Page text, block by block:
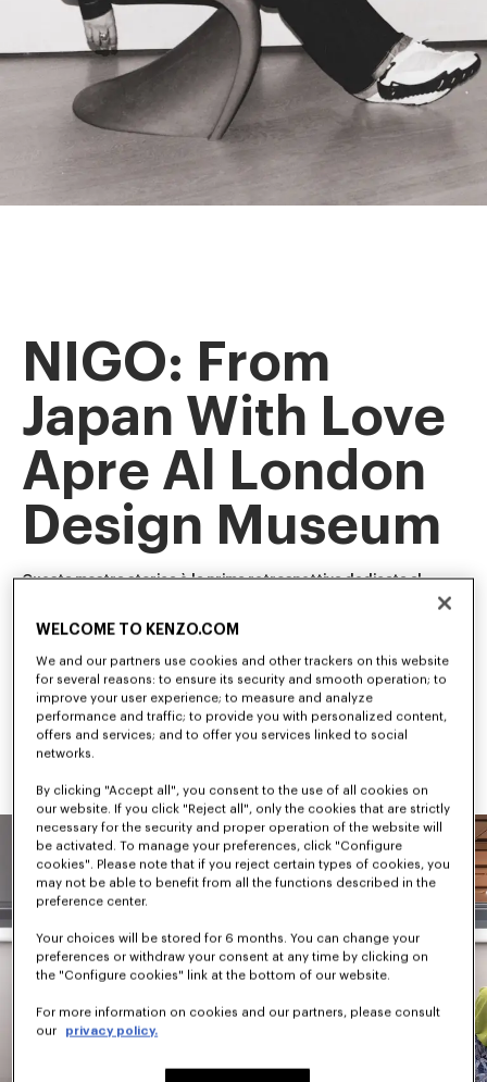
NIGO: From
Japan With Love
Apre Al London
Design Museum
Questa mostra storica è la prima retrospettiva dedicata al
nostro direttore artistico NIGO e ripercorre la sua carriera e la
Tra i primi a creare un ponte tra streetwear e moda di lusso,
NIGO ha plasmato alcune delle tendenze più influenti della
cultura contemporanea.
WELCOME TO KENZO.COM
We and our partners use cookies and other trackers on this website
for several reasons: to ensure its security and smooth operation; to
improve your user experience; to measure and analyze
performance and traffic; to provide you with personalized content,
offers and services; and to offer you services linked to social
networks.
By clicking "Accept all", you consent to the use of all cookies on
our website. If you click "Reject all", only the cookies that are strictly
necessary for the security and proper operation of the website will
be activated. To manage your preferences, click "Configure
cookies". Please note that if you reject certain types of cookies, you
may not be able to benefit from all the functions described in the
preference center.
Your choices will be stored for 6 months. You can change your
preferences or withdraw your consent at any time by clicking on
the "Configure cookies" link at the bottom of our website.
For more information on cookies and our partners, please consult
our
privacy policy.